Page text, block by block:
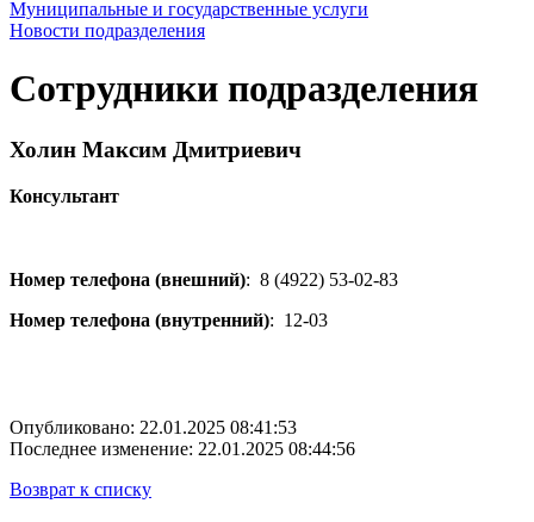
Муниципальные и государственные услуги
Новости подразделения
Сотрудники подразделения
Холин Максим Дмитриевич
Консультант
Номер телефона (внешний): 8 (4922) 53-02-83
Номер телефона (внутренний): 12-03
Опубликовано: 22.01.2025 08:41:53
Последнее изменение: 22.01.2025 08:44:56
Возврат к списку